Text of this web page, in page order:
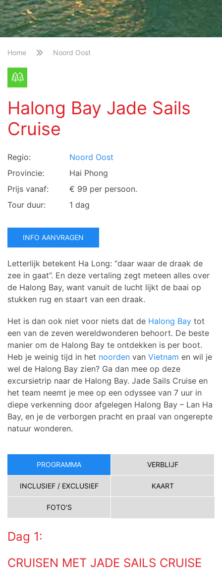
Home Noord Oost
Halong Bay Jade Sails
Cruise
Regio:
Noord Oost
Provincie:
Hai Phong
Prijs vanaf:
€ 99 per persoon.
Tour duur:
1 dag
INFO AANVRAGEN
Letterlijk betekent Ha Long: “daar waar de draak de
zee in gaat”. En deze vertaling zegt meteen alles over
de Halong Bay, want vanuit de lucht lijkt de baai op
stukken rug en staart van een draak.
Het is dan ook niet voor niets dat de Halong Bay tot
een van de zeven wereldwonderen behoort. De beste
manier om de Halong Bay te ontdekken is per boot.
Heb je weinig tijd in het noorden van Vietnam en wil je
wel de Halong Bay zien? Ga dan mee op deze
excursietrip naar de Halong Bay. Jade Sails Cruise en
het team neemt je mee op een odyssee van 7 uur in
diepe verkenning door afgelegen Halong Bay – Lan Ha
Bay, en je de verborgen pracht en praal van ongerepte
natuur wonderen.
PROGRAMMA VERBLIJF
INCLUSIEF / EXCLUSIEF KAART
FOTO'S
Dag 1:
CRUISEN MET JADE SAILS CRUISE